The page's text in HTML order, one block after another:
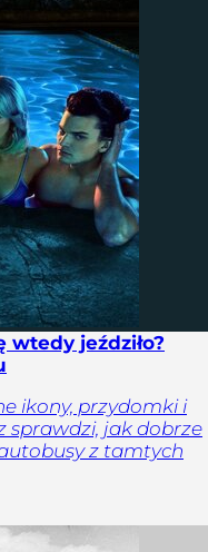
wtedy jeździło?
ikony, przydomki i
sprawdzi, jak dobrze
z tamtych